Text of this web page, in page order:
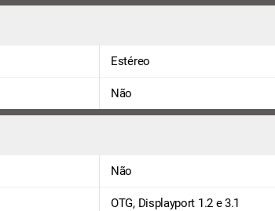
Estéreo
Não
Não
OTG, Displayport 1.2 e 3.1